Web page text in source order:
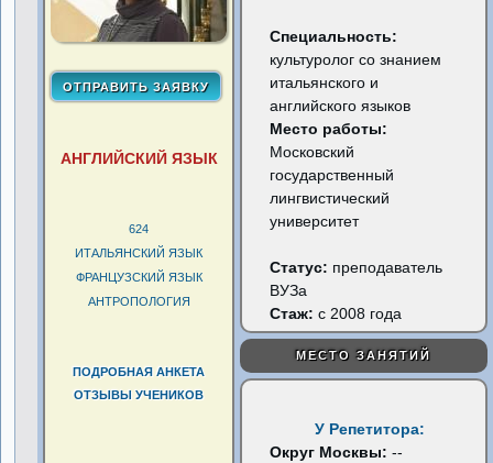
АНГЛИЙСКИЙ ЯЗЫК
624
ИТАЛЬЯНСКИЙ ЯЗЫК
ФРАНЦУЗСКИЙ ЯЗЫК
АНТРОПОЛОГИЯ
ПОДРОБНАЯ АНКЕТА
ОТЗЫВЫ УЧЕНИКОВ
Специальность:
культуролог со знанием
итальянского и
английского языков
Место работы:
Московский
государственный
лингвистический
университет
Статус: преподаватель
ВУЗа
Стаж: с 2008 года
МЕСТО ЗАНЯТИЙ
У Репетитора:
Округ Москвы:--